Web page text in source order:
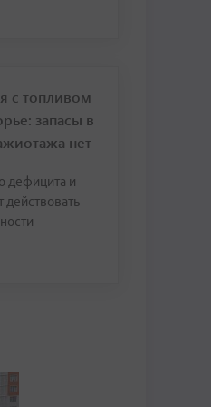
с топливом
запасы в
нет
дефицита и